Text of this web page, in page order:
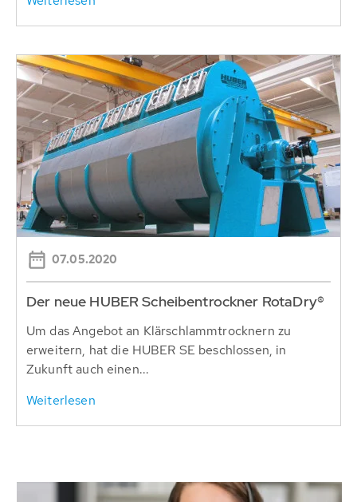
07.05.2020
Der neue HUBER Scheibentrockner RotaDry®
Um das Angebot an Klärschlammtrocknern zu
erweitern, hat die HUBER SE beschlossen, in
Zukunft auch einen...
Weiterlesen